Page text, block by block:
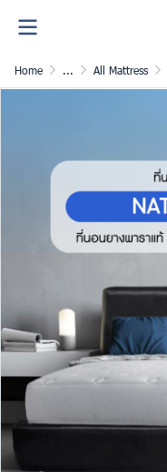
Home ... All Mattress